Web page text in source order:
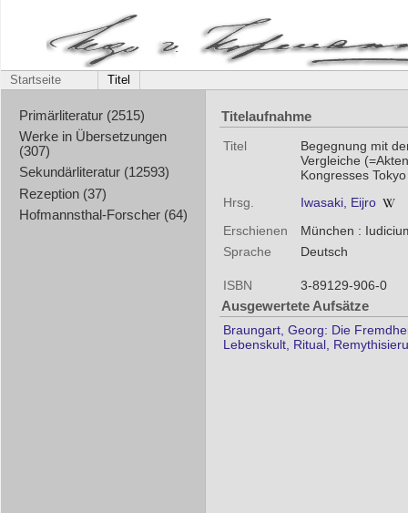
Startseite Titel
Primärliteratur (2515)
Werke in Übersetzungen
(307)
Sekundärliteratur (12593)
Rezeption (37)
Hofmannsthal-Forscher (64)
Titelaufnahme
Titel
Begegnung mit
Vergleiche
Kongresses
Hrsg.
Iwasaki, Eijro
Erschienen
München :
Sprache
Deutsch
ISBN 3-89129-906-0
Ausgewertete Aufsätze
Braungart, Georg: Die
Lebenskult, Ritual,